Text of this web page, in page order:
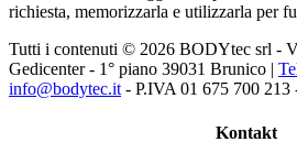
richiesta, memorizzarla e utilizzarla per
Tutti i contenuti © 2026 BODYtec srl -
Gedicenter - 1° piano 39031 Brunico |
info@bodytec.it - P.IVA 01 675 700 213
Kontakt